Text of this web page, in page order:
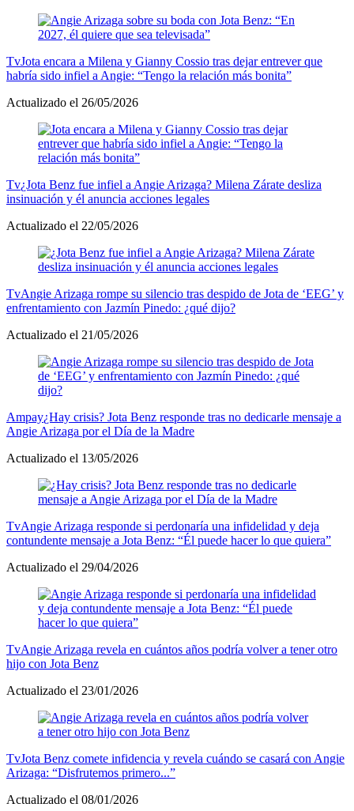
TvJota encara a Milena y Gianny Cossio tras dejar entrever que
habría sido infiel a Angie: “Tengo la relación más bonita”
Actualizado el 26/05/2026
Tv¿Jota Benz fue infiel a Angie Arizaga? Milena Zárate desliza
insinuación y él anuncia acciones legales
Actualizado el 22/05/2026
TvAngie Arizaga rompe su silencio tras despido de Jota de ‘EEG’ y
enfrentamiento con Jazmín Pinedo: ¿qué dijo?
Actualizado el 21/05/2026
Ampay¿Hay crisis? Jota Benz responde tras no dedicarle mensaje a
Angie Arizaga por el Día de la Madre
Actualizado el 13/05/2026
TvAngie Arizaga responde si perdonaría una infidelidad y deja
contundente mensaje a Jota Benz: “Él puede hacer lo que quiera”
Actualizado el 29/04/2026
TvAngie Arizaga revela en cuántos años podría volver a tener otro
hijo con Jota Benz
Actualizado el 23/01/2026
TvJota Benz comete infidencia y revela cuándo se casará con Angie
Arizaga: “Disfrutemos primero...”
Actualizado el 08/01/2026